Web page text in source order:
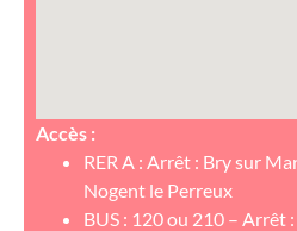
Accès :
RER A : Arrêt : Bry sur
Nogent le Perreux
BUS : 120 ou 210 – Arrêt